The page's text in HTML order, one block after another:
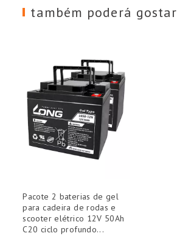
também poderá gostar
Pacote 2 baterias de gel
para cadeira de rodas e
scooter elétrico 12V 50Ah
C20 ciclo profundo...